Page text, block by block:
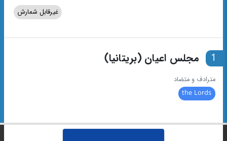
غیرقابل شمارش
1 مجلس اعیان (بریتانیا)
مترادف و متضاد
the Lords